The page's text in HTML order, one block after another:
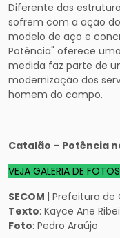
Diferente das
sofrem com a ação
modelo de aço e
Potência" oferece
medida faz parte de
modernização dos
homem do campo.
Catalão – Potência
VEJA GALERIA DE FOTOS
SECOM | Prefeitura de
Texto: Kayce Ane
Foto: Pedro Araújo